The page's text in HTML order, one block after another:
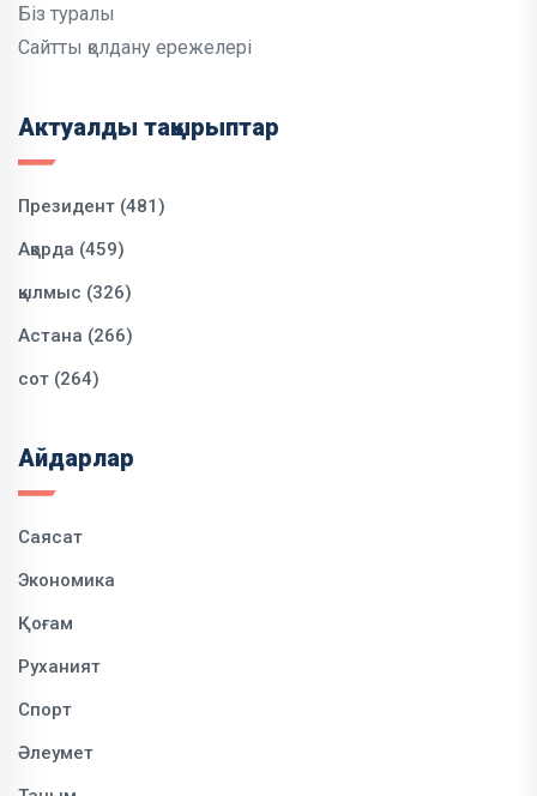
Біз туралы
Сайтты қолдану ережелері
Актуалды тақырыптар
Президент (481)
Ақорда (459)
қылмыс (326)
Астана (266)
сот (264)
Айдарлар
Саясат
Экономика
Қоғам
Руханият
Спорт
Әлеумет